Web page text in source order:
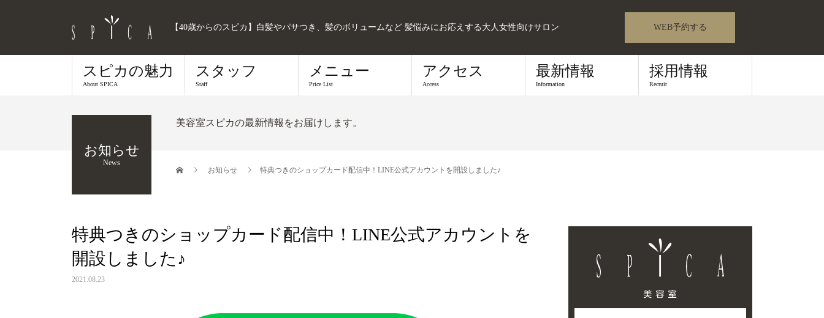
【40歳からのスピカ】白髪やパサつき、髪のボリュームなど 髪悩みにお応えする大人女性向けサロン WEB予約する
スピカの魅力
About SPICA
スタッフ
Staff
メニュー
Price List
アクセス
Access
最新情報
Information
採用情報
Recruit
お知らせ
News
美容室スピカの最新情報をお届けします。
お知らせ 特典つきのショップカード配信中！LINE公式アカウントを開設しました♪
特典つきのショップカード配信中！LINE公式アカウントを
開設しました♪
2021.08.23